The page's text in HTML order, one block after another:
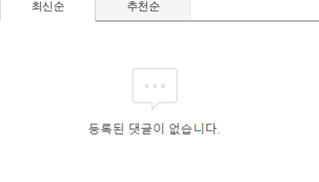
최신순 추천순